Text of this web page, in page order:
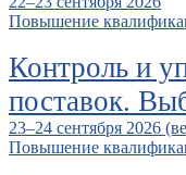
Повышение
Контроль и
поставок.
23–24 сентября 2026
Повышение